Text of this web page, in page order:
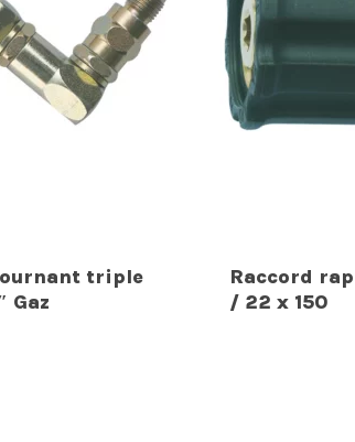
triple
Gaz
Raccord
/ 22 x 150